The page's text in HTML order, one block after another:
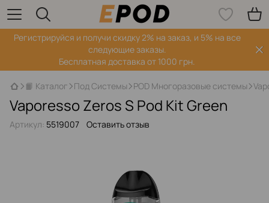
Регистрируйся‌ и получи скидку 2% на заказ, и 5% на все
следующие заказы.
Бесплатная доставка от 1000 грн.
📙 Каталог Под Системы POD Многоразовые системы
Vaporesso Zeros S Pod Kit Green
Артикул: 5519007 Оставить отзыв